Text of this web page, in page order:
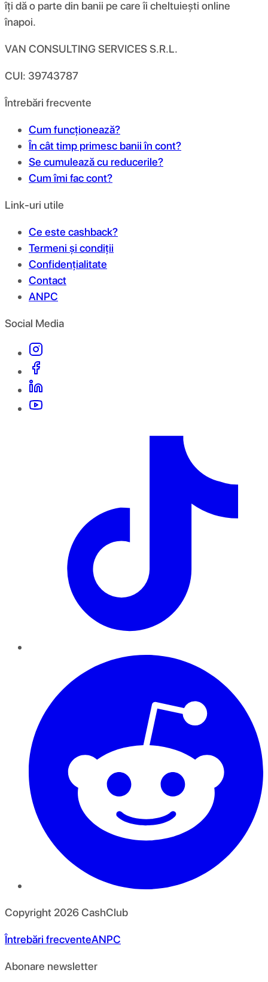
îți dă o parte din banii pe care îi cheltuiești online
înapoi.
VAN CONSULTING SERVICES S.R.L.
CUI: 39743787
Întrebări frecvente
Cum funcționează?
În cât timp primesc banii în cont?
Se cumulează cu reducerile?
Cum îmi fac cont?
Link-uri utile
Ce este cashback?
Termeni și condiții
Confidențialitate
Contact
ANPC
Social Media
Copyright 2026CashClub
Întrebări frecventeANPC
Abonare newsletter